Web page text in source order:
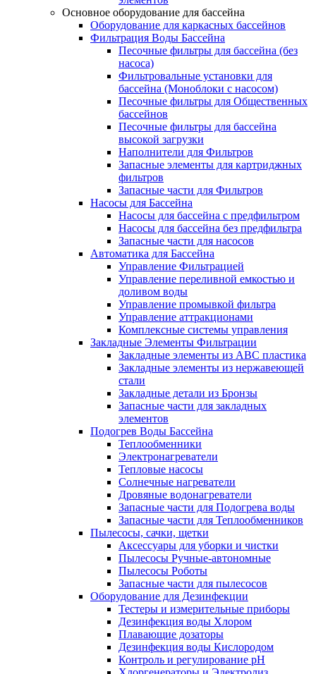
Основное оборудование для бассейна
Оборудование для каркасных бассейнов
Фильтрация Воды Бассейна
Песочные фильтры для бассейна (без
насоса)
Фильтровальные установки для
бассейна (Моноблоки с насосом)
Песочные фильтры для Общественных
бассейнов
Песочные фильтры для бассейна
высокой загрузки
Наполнители для Фильтров
Запасные элементы для картриджных
фильтров
Запасные части для Фильтров
Насосы для Бассейна
Насосы для бассейна с предфильтром
Насосы для бассейна без предфильтра
Запасные части для насосов
Автоматика для Бассейна
Управление Фильтрацией
Управление переливной емкостью и
доливом воды
Управление промывкой фильтра
Управление аттракционами
Комплексные системы управления
Закладные Элементы Фильтрации
Закладные элементы из ABC пластика
Закладные элементы из нержавеющей
стали
Закладные детали из Бронзы
Запасные части для закладных
элементов
Подогрев Воды Бассейна
Теплообменники
Электронагреватели
Тепловые насосы
Солнечные нагреватели
Дровяные водонагреватели
Запасные части для Подогрева воды
Запасные части для Теплообменников
Пылесосы, сачки, щетки
Аксессуары для уборки и чистки
Пылесосы Ручные-автономные
Пылесосы Роботы
Запасные части для пылесосов
Оборудование для Дезинфекции
Тестеры и измерительные приборы
Дезинфекция воды Хлором
Плавающие дозаторы
Дезинфекция воды Кислородом
Контроль и регулирование рН